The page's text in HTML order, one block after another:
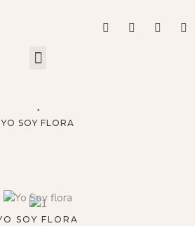
YO SOY FLORA
SOY FLORA